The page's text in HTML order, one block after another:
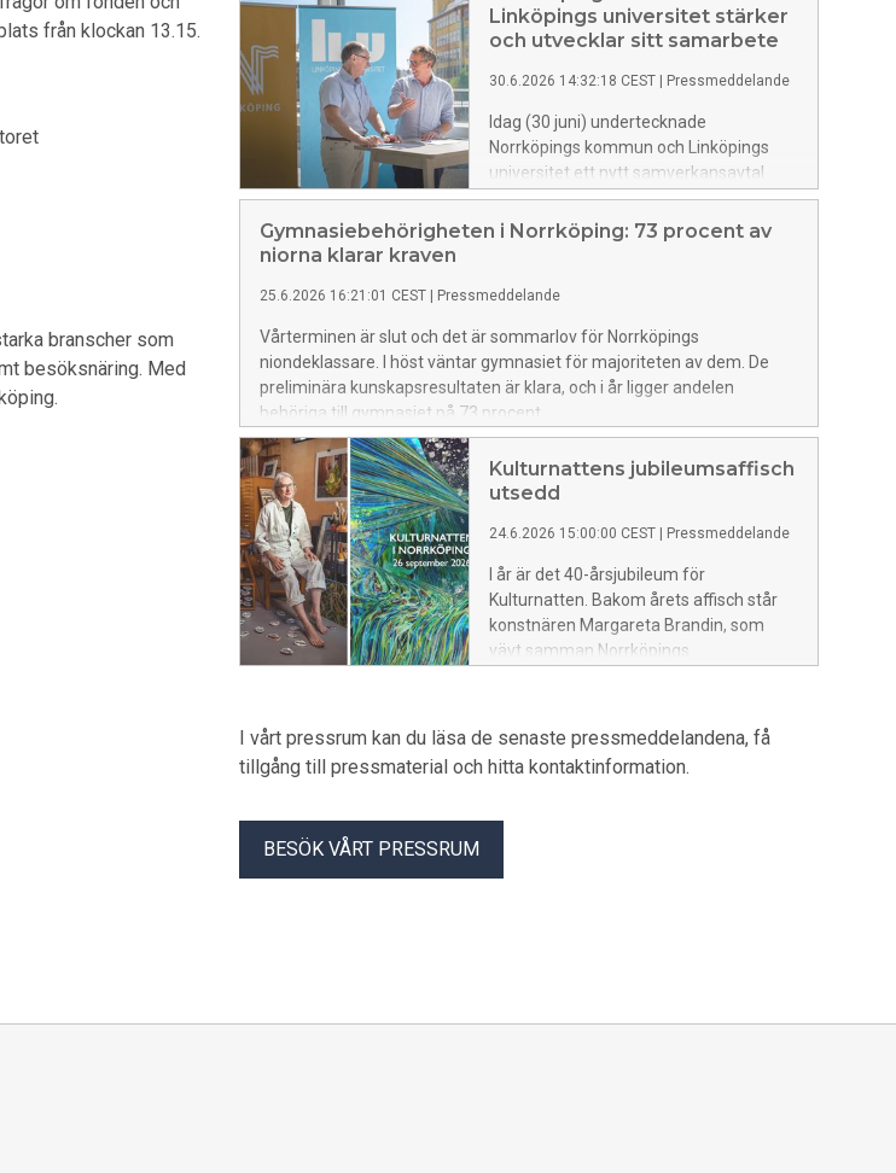
från klockan 13.15.
branscher som
besöksnäring. Med
Linköpings universitet stärker
och utvecklar sitt samarbete
30.6.2026 14:32:18 CEST Pressmeddelande
Idag (30 juni) undertecknade
Norrköpings kommun och Linköpings
universitet ett nytt samverkansavtal
som stäcker sig över fyra år, fram till och
med december 2029.
Gymnasiebehörigheten i Norrköping: 73 procent av
niorna klarar kraven
25.6.2026 16:21:01 CEST Pressmeddelande
Vårterminen är slut och det är sommarlov för Norrköpings
niondeklassare. I höst väntar gymnasiet för majoriteten av dem. De
preliminära kunskapsresultaten är klara, och i år ligger andelen
behöriga till gymnasiet på 73 procent.
Kulturnattens jubileumsaffisch
utsedd
24.6.2026 15:00:00 CEST Pressmeddelande
I år är det 40-årsjubileum för
Kulturnatten. Bakom årets affisch står
konstnären Margareta Brandin, som
vävt samman Norrköpings
26 september uppmärksammas hennes
och de 40 första affischerna med en
utställning i Stadshuset.
I vårt pressrum kan du läsa de senaste pressmeddelandena, få
tillgång till pressmaterial och hitta kontaktinformation.
BESÖK VÅRT PRESSRUM